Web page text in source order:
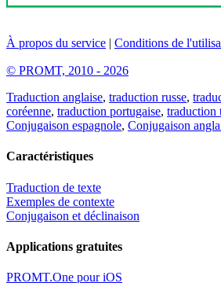
À propos du service | Conditions de
© PROMT, 2010 - 2026
Traduction anglaise, traduction russe,
coréenne, traduction portugaise, traduction
Conjugaison espagnole, Conjugaison
Caractéristiques
Traduction de texte
Exemples de contexte
Conjugaison et déclinaison
Applications gratuites
PROMT.One pour iOS